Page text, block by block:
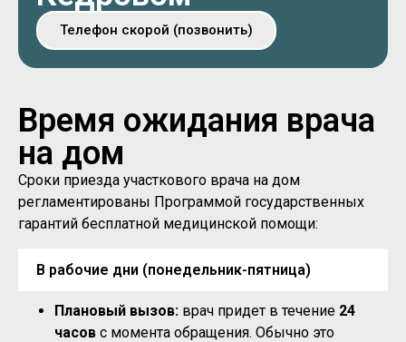
Телефон скорой (позвонить)
Время ожидания врача
на дом
Сроки приезда участкового врача на дом
регламентированы Программой государственных
гарантий бесплатной медицинской помощи:
В рабочие дни (понедельник-пятница)
Плановый вызов: врач придет в течение 24
часов с момента обращения. Обычно это